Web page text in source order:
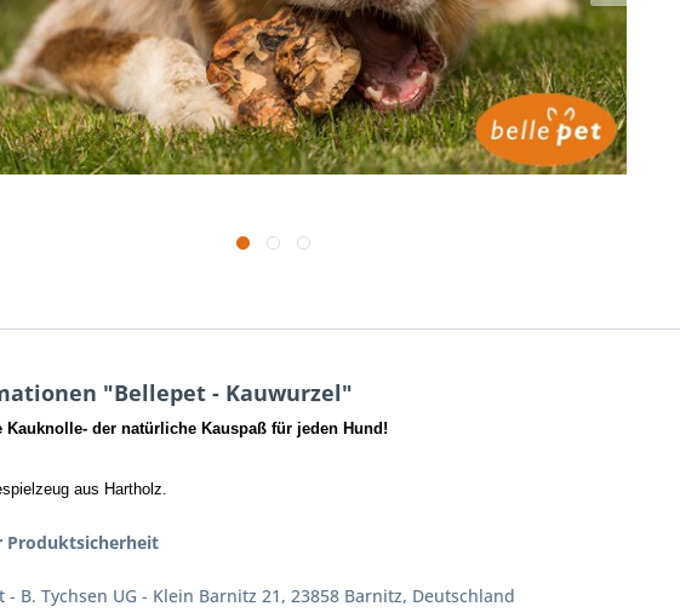
"Bellepet - Kauwurzel"
Kauknolle- der natürliche Kauspaß für jeden Hund!
aus Hartholz.
Produktsicherheit
B. Tychsen UG - Klein Barnitz 21, 23858 Barnitz, Deutschland